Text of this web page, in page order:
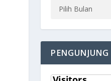
PENGUNJUNG